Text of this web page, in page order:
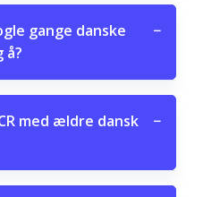
gange danske
å?
−
med ældre dansk
−